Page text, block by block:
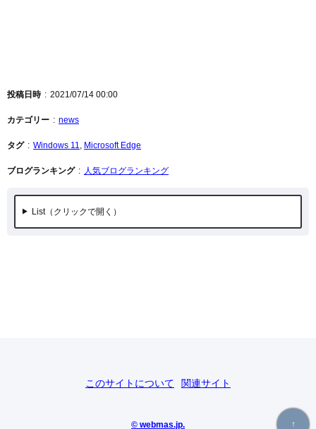
投稿日時 2021/07/14 00:00
カテゴリー news
タグ Windows 11 Microsoft Edge
ブログランキング 人気ブログランキング
↑
List
このサイトについて 関連サイト
© webmas.jp.